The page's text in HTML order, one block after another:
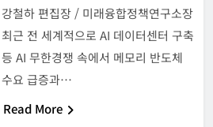
강철하 편집장 / 미래융합정책연구소장
최근 전 세계적으로 AI 데이터센터 구축
등 AI 무한경쟁 속에서 메모리 반도체
수요 급증과…
Read More